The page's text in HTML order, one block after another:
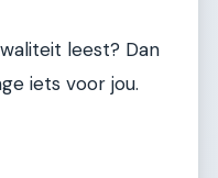
leest? Dan
iets voor jou.